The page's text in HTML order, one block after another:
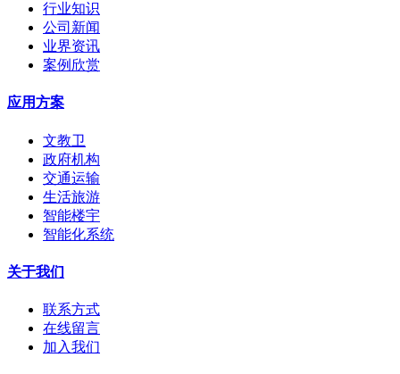
行业知识
公司新闻
业界资讯
案例欣赏
应用方案
文教卫
政府机构
交通运输
生活旅游
智能楼宇
智能化系统
关于我们
联系方式
在线留言
加入我们